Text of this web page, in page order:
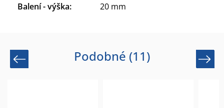
Balení - výška: 20 mm
Podobné (11)
Previous Next